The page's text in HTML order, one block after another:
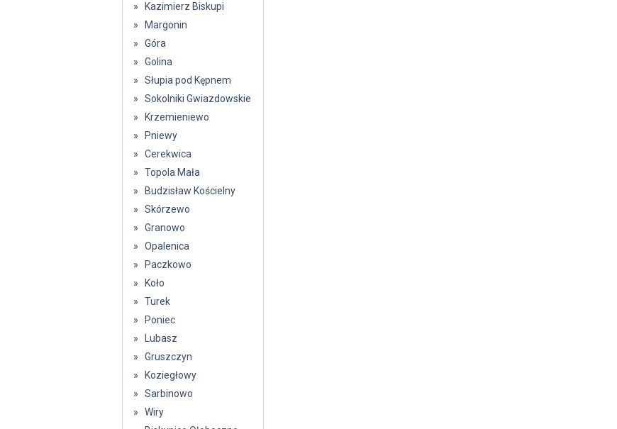
» Kazimierz Biskupi
» Margonin
» Góra
» Golina
» Słupia pod Kępnem
» Sokolniki Gwiazdowskie
» Krzemieniewo
» Pniewy
» Cerekwica
» Topola Mała
» Budzisław Kościelny
» Skórzewo
» Granowo
» Opalenica
» Paczkowo
» Koło
» Turek
» Poniec
» Lubasz
» Gruszczyn
» Koziegłowy
» Sarbinowo
» Wiry